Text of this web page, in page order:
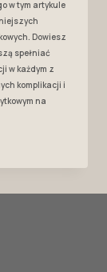
w tym artykule
Dowiesz
spełniać
w każdym z
komplikacji i
na